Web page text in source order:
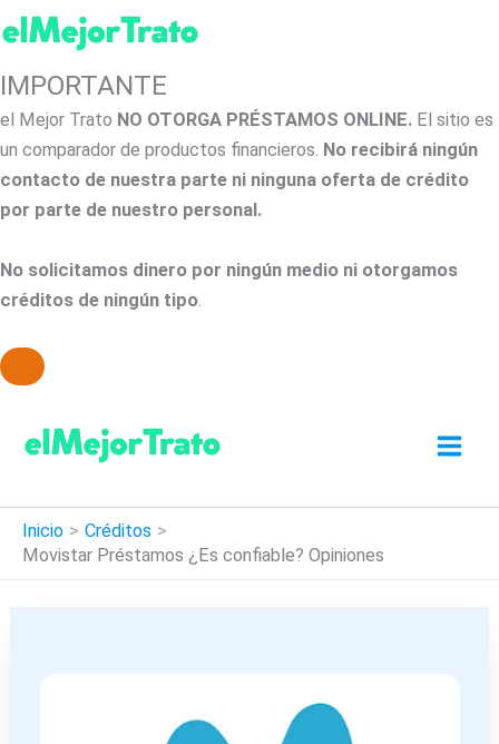
IMPORTANTE
el Mejor Trato NO OTORGA PRÉSTAMOS ONLINE. El sitio es
un comparador de productos financieros. No recibirá ningún
contacto de nuestra parte ni ninguna oferta de crédito
por parte de nuestro personal.
No solicitamos dinero por ningún medio ni otorgamos
créditos de ningún tipo.
contenido
Inicio
Créditos
Movistar Préstamos ¿Es confiable? Opiniones